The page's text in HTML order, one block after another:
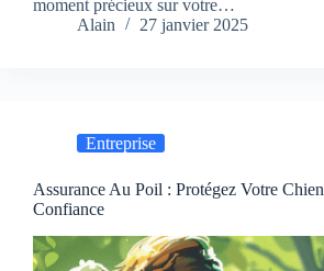
moment précieux sur votre…
Alain
27 janvier 2025
Entreprise
Assurance Au Poil : Protégez Votre
Confiance